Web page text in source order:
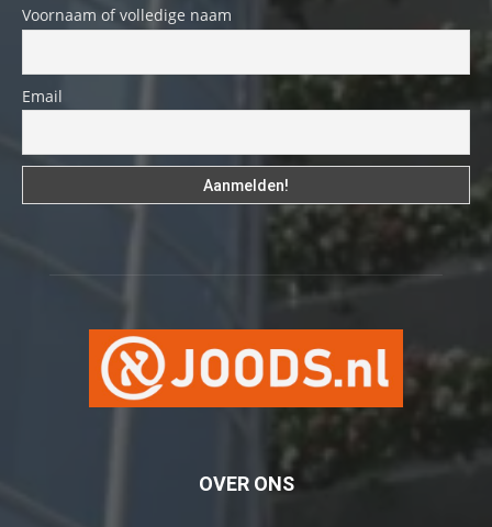
Voornaam of volledige naam
Email
OVER ONS